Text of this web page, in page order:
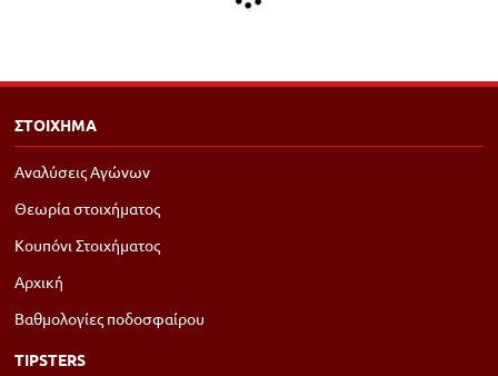
ΣΤΟΙΧΗΜΑ
Αναλύσεις Αγώνων
Θεωρία στοιχήματος
Κουπόνι Στοιχήματος
Αρχική
Βαθμολογίες ποδοσφαίρου
TIPSTERS